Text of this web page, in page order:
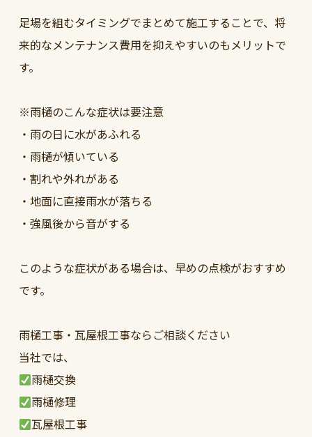
足場を組むタイミングでまとめて施工することで、将
来的なメンテナンス費用を抑えやすいのもメリットで
す。
※雨樋のこんな症状は要注意
・雨の日に水があふれる
・雨樋が傾いている
・割れや外れがある
・地面に直接雨水が落ちる
・強風後から音がする
このような症状がある場合は、早めの点検がおすすめ
です。
雨樋工事・瓦屋根工事ならご相談ください
当社では、
雨樋交換
雨樋修理
瓦屋根工事